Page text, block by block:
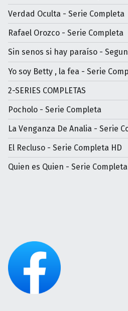
Verdad Oculta - Serie Completa
Rafael Orozco - Serie Completa
Sin senos si hay paraíso -
Yo soy Betty , la fea - Serie
2-SERIES COMPLETAS
Pocholo - Serie Completa
La Venganza De Analia - Serie
El Recluso - Serie Completa HD
Quien es Quien - Serie Completa